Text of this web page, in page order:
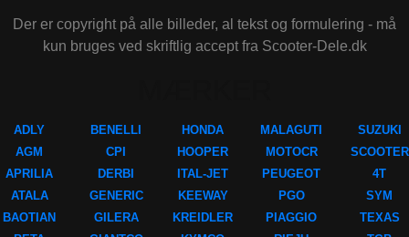
Der er copyright på alle billeder, al tekst og formulering - må
kun bruges ved skriftlig accept fra Scooter-Dele.dk
ADLY
AGM
APRILIA
ATALA
BAOTIAN
BENELLI
CPI
DERBI
GENERIC
GILERA
HONDA
HOOPER
ITAL-JET
KEEWAY
KREIDLER
MALAGUTI
MOTOCR
PEUGEOT
PGO
PIAGGIO
SUZUKI
SCOOTER
4T
SYM
TEXAS